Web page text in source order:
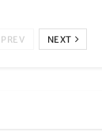
PREV NEXT